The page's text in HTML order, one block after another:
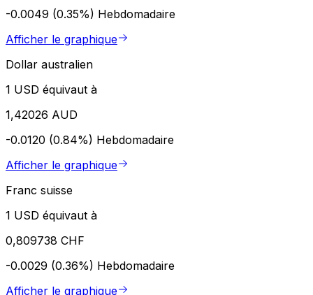
-0.0049 (0.35%) Hebdomadaire
Afficher le graphique
Dollar australien
1 USD équivaut à
1,42026 AUD
-0.0120 (0.84%) Hebdomadaire
Afficher le graphique
Franc suisse
1 USD équivaut à
0,809738 CHF
-0.0029 (0.36%) Hebdomadaire
Afficher le graphique